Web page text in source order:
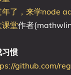
年了，来学node
堂作者
习惯
github.com/